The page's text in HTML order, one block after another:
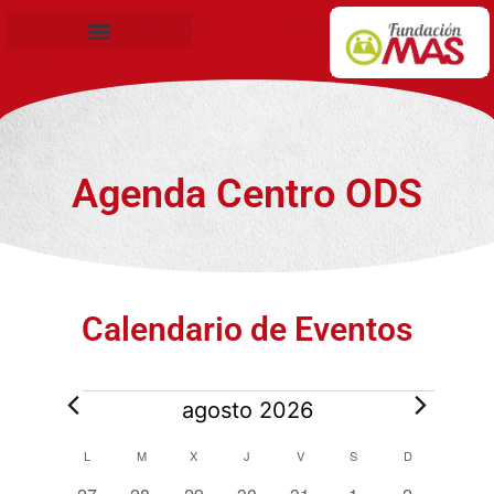
Agenda Centro ODS
Calendario de Eventos
agosto 2026
Calendario
L M X J V S D